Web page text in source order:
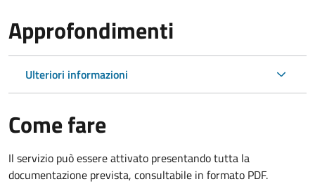
Approfondimenti
Ulteriori informazioni
Come fare
Il servizio può essere attivato presentando tutta la
documentazione prevista, consultabile in formato PDF.